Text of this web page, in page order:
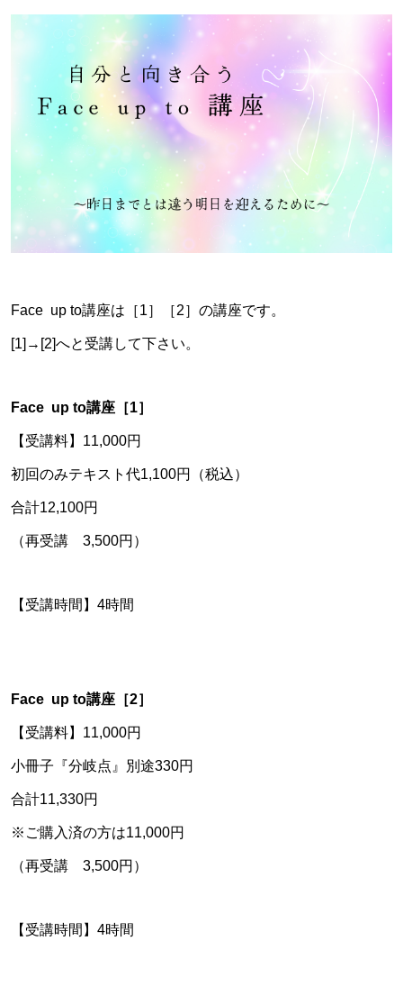
Face up to講座は［1］［2］の講座です。
[1]→[2]へと受講して下さい。
Face up to講座［1］
【受講料】11,000円
初回のみテキスト代1,100円（税込）
合計12,100円
（再受講 3,500円）
【受講時間】4時間
Face up to講座［2］
【受講料】11,000円
小冊子『分岐点』別途330円
合計11,330円
※ご購入済の方は11,000円
（再受講 3,500円）
【受講時間】4時間